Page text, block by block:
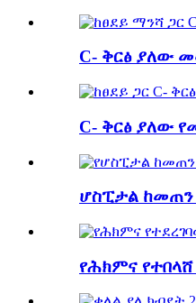
C- ቅርፅ ያለው
C- ቅርፅ ያለው
ሆስፒታል ከመጠን
የሕክምና የተበላሸ